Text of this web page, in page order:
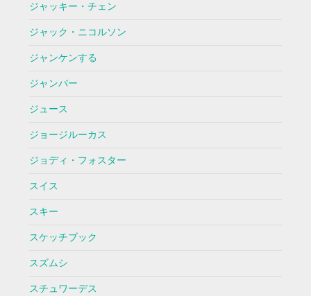
ジャッキー・チェン
ジャック・ニコルソン
ジャンケンする
ジャンバー
ジュース
ジョージルーカス
ジョディ・フォスター
スイス
スキー
スケッチブック
スズムシ
スチュワーデス